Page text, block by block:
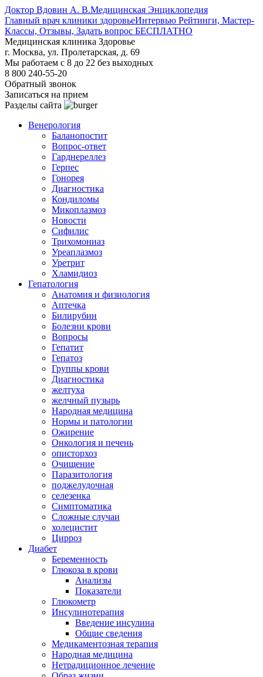
Доктор Вдовин А. В.Медицинская Энциклопедия
Главный врач клиники здоровьеИнтервью Рейтинги, Мастер-
Классы, Отзывы, Задать вопрос БЕСПЛАТНО
Медицинская клиника Здоровье
г. Москва, ул. Пролетарская, д. 69
Мы работаем с 8 до 22 без выходных
8 800 240-55-20
Обратный звонок
Записаться на прием
Разделы сайта
Венерология
Баланопостит
Вопрос-ответ
Гарднереллез
Герпес
Гонорея
Диагностика
Кондиломы
Микоплазмоз
Новости
Сифилис
Трихомониаз
Уреаплазмоз
Уретрит
Хламидиоз
Гепатология
Анатомия и физиология
Аптечка
Билирубин
Болезни крови
Вопросы
Гепатит
Гепатоз
Группы крови
Диагностика
желтуха
желчный пузырь
Народная медицина
Нормы и патологии
Ожирение
Онкология и печень
описторхоз
Очищение
Паразитология
поджелудочная
селезенка
Симптоматика
Сложные случаи
холецистит
Цирроз
Диабет
Беременность
Глюкоза в крови
Анализы
Показатели
Глюкометр
Инсулинотерапия
Введение инсулина
Общие сведения
Медикаментозная терапия
Народная медицина
Нетрадиционное лечение